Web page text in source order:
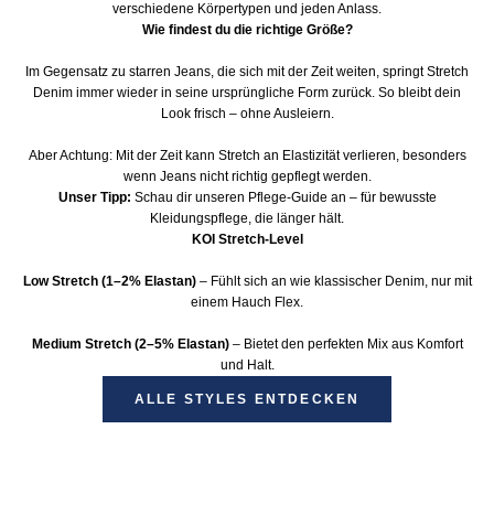
verschiedene Körpertypen und jeden Anlass.
Wie findest du die richtige Größe?
Im Gegensatz zu starren Jeans, die sich mit der Zeit weiten, springt Stretch
Denim immer wieder in seine ursprüngliche Form zurück. So bleibt dein
Look frisch – ohne Ausleiern.
Aber Achtung: Mit der Zeit kann Stretch an Elastizität verlieren, besonders
wenn Jeans nicht richtig gepflegt werden.
Unser Tipp: Schau dir unseren Pflege-Guide an – für bewusste
Kleidungspflege, die länger hält.
KOI Stretch-Level
Low Stretch (1–2% Elastan)– Fühlt sich an wie klassischer Denim, nur mit
einem Hauch Flex.
Medium Stretch (2–5% Elastan)– Bietet den perfekten Mix aus Komfort
und Halt.
ALLE STYLES ENTDECKEN